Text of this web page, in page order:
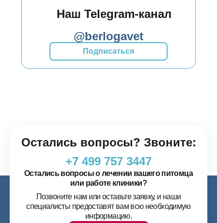
Наш Telegram-канал
@berlogavet
Подписаться
Остались вопросы? Звоните:
+7 499 757 3447
Остались вопросы о лечении вашего питомца
или работе клиники?
Позвоните нам или оставьте заявку, и наши
специалисты предоставят вам всю необходимую
информацию.